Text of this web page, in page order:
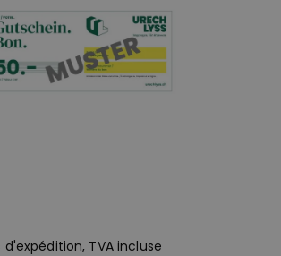
d'expédition, TVA incluse